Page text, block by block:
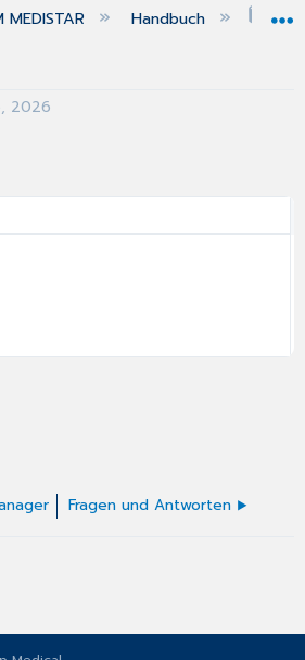
global hierarchy
MEDISTAR Handbuch
2026
Fragen und Antworten